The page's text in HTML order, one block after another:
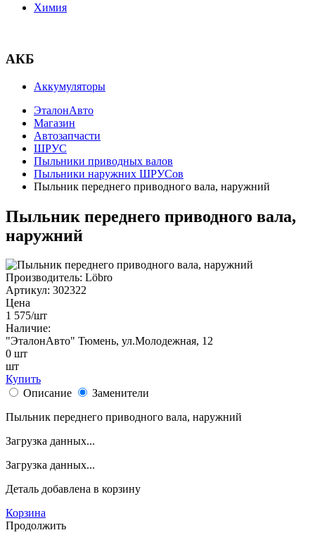
Химия
АКБ
Аккумуляторы
ЭталонАвто
Магазин
Автозапчасти
ШРУС
Пыльники приводных валов
Пыльники наружних ШРУСов
Пыльник переднего приводного вала, наружний
Пыльник переднего приводного вала,
наружний
Производитель: Löbro
Артикул: 302322
Цена
1 575/шт
Наличие:
"ЭталонАвто" Тюмень, ул.Молодежная, 12
0 шт
шт
Купить
Описание
Заменители
Пыльник переднего приводного вала, наружний
Загрузка данных...
Загрузка данных...
Деталь добавлена в корзину
Корзина
Продолжить